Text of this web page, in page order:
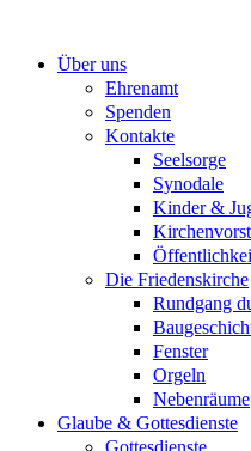
springenÜber uns
Ehrenamt
Spenden
Kontakte
Seelsorge
Synodale
Kinder &
Die Friedenskirche
Rundgang
Fenster
Orgeln
Nebenräume
Glaube & Gottesdienste
Gottesdienste